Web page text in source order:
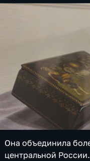
Она объединила
центральной